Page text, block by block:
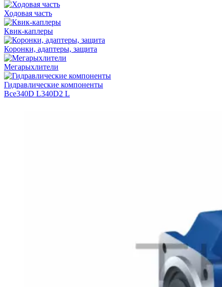
Ходовая часть
Квик-каплеры
Коронки, адаптеры, защита
Мегарыхлители
Гидравлические компоненты
Все340D L340D2 L